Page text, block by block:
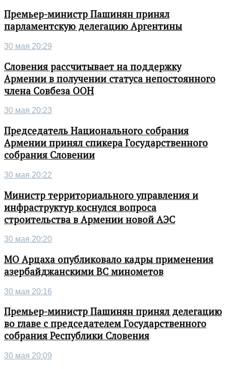
Премьер-министр Пашинян принял
парламентскую делегацию Аргентины
30 мая 20:29
Словения рассчитывает на поддержку
Армении в получении статуса непостоянного
члена Совбеза ООН
30 мая 20:23
Председатель Национального собрания
Армении принял спикера Государственного
собрания Словении
30 мая 20:22
Министр территориального управления и
инфраструктур коснулся вопроса
строительства в Армении новой АЭС
30 мая 20:20
МО Арцаха опубликовало кадры применения
азербайджанскими ВС минометов
30 мая 20:16
Премьер-министр Пашинян принял делегацию
во главе с председателем Государственного
собрания Республики Словения
30 мая 20:09